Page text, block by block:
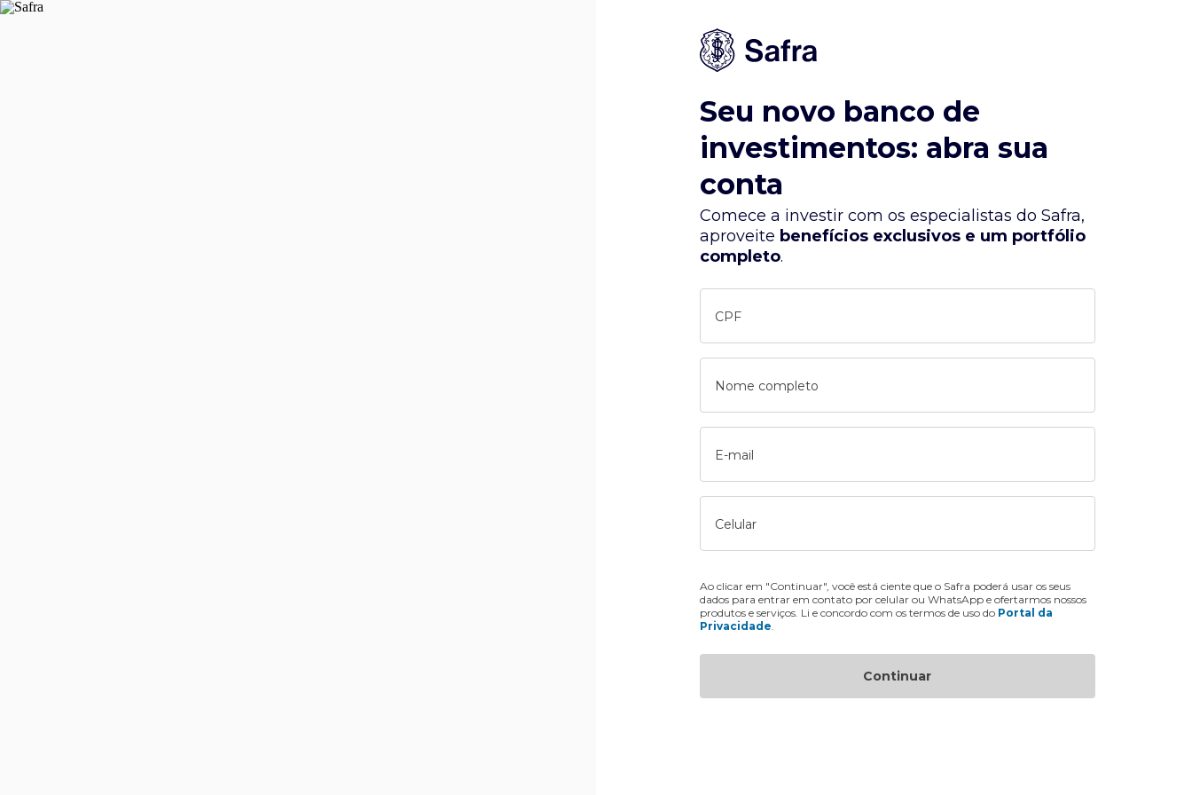
Seu novo banco de
investimentos: abra sua
conta
Comece a investir com os especialistas do Safra,
aproveite benefícios exclusivos e um portfólio
completo.
CPF
Nome completo
E-mail
Celular
Ao clicar em "Continuar", você está ciente que o Safra poderá usar os seus
dados para entrar em contato por celular ou WhatsApp e ofertarmos nossos
produtos e serviços. Li e concordo com os termos de uso do Portal da
Privacidade
Continuar